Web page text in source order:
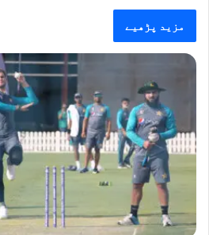
مزید پڑھیے